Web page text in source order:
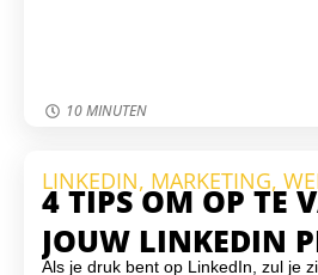
10 MINUTEN
LINKEDIN, MARKETING,
4 TIPS OM OP TE
JOUW LINKEDIN
Als je druk bent op LinkedIn, zul je